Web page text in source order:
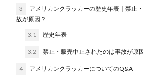
3
アメリカンクラッカーの歴史年表｜禁止
故が原因？
3.1 歴史年表
3.2 禁止・販売中止されたのは事故が原
4 アメリカンクラッカーについてのQ&A